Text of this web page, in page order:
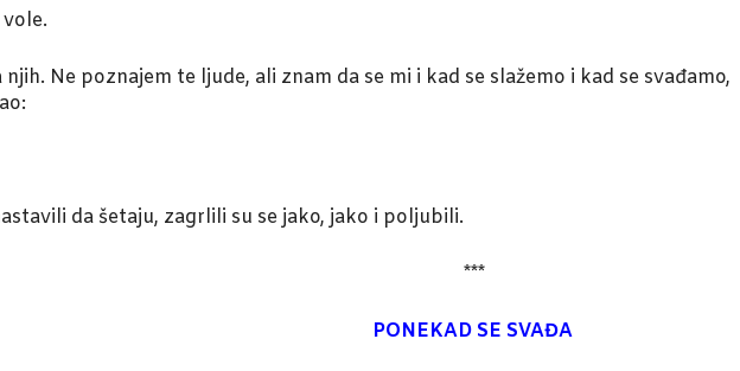
njih. Ne poznajem te ljude, ali znam da se mi i kad se slažemo i kad se
da šetaju, zagrlili su se jako, jako i poljubili.
***
PONEKAD SE SVAĐA